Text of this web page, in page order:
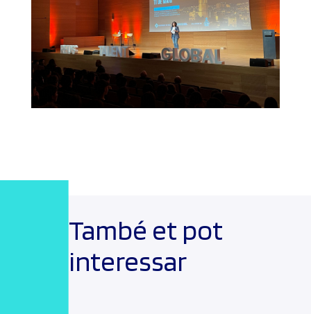
També et pot
interessar